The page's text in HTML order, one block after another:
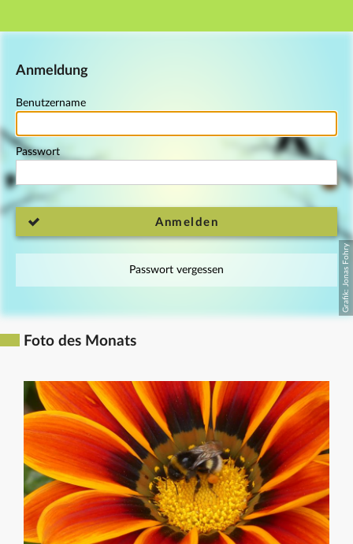
Hauptnavigation
Anmeldung
Benutzername
Passwort
Anmelden
Passwort vergessen
Foto des Monats